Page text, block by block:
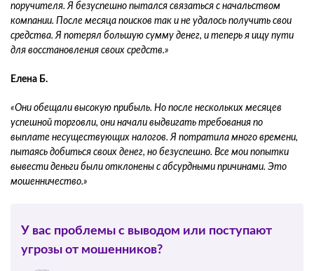
поручителя. Я безуспешно пытался связаться с начальством
компании. После месяца поисков так и не удалось получить свои
средства. Я потерял большую сумму денег, и теперь я ищу пути
для восстановления своих средств.»
Елена Б.
«Они обещали высокую прибыль. Но после нескольких месяцев
успешной торговли, они начали выдвигать требования по
выплате несуществующих налогов. Я потратила много времени,
пытаясь добиться своих денег, но безуспешно. Все мои попытки
вывести деньги были отклонены с абсурдными причинами. Это
мошенничество.»
У вас проблемы с выводом или поступают
угрозы от мошенников?